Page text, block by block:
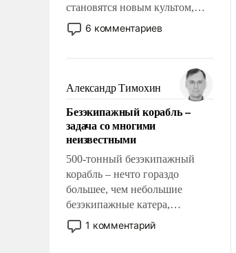
становятся новым культом,
постепенно вытесняя и
отменяя традиционное
мужественным и твердым под
ударами судьбы, брать на себя
ответственность, помогать
слабым, идти вперед и
адаптироваться.
6 комментариев
Александр Тимохин
Безэкипажный корабль –
задача со многими
неизвестными
500-тонный безэкипажный
корабль – нечто гораздо
большее, чем небольшие
безэкипажные катера,
применение которых уже
стало обыденностью. Задача по
1 комментарий